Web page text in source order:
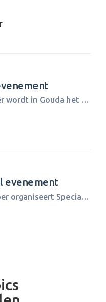
Op zaterdag 7 november wordt in Gouda het Special Olympics Nationaal Langlauf evenement georganiseerd. Meer informatie volgt zo snel mogelijk.
evenement
Op zaterdag 28 november organiseert Special Olympics een nationaal basketball evenement in Eemnes. Meer informatie over dit evenement volgt zo snel mogelijk.